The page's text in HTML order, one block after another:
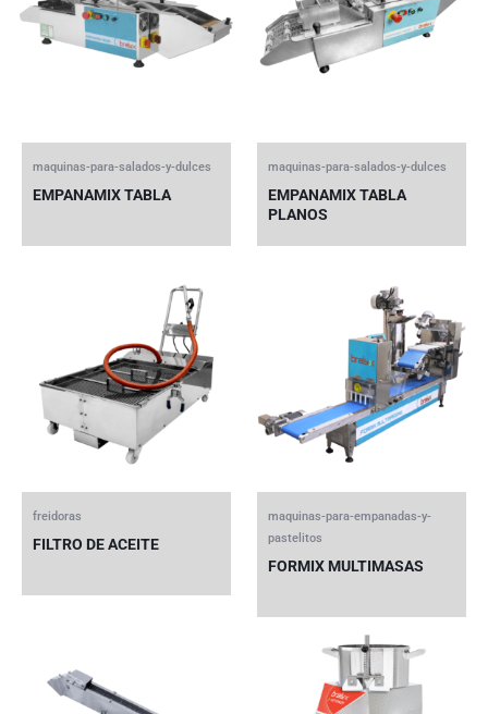
maquinas-para-salados-y-dulces
EMPANAMIX TABLA
maquinas-para-salados-y-dulces
EMPANAMIX TABLA
PLANOS
freidoras
FILTRO DE ACEITE
maquinas-para-empanadas-y-
pastelitos
FORMIX MULTIMASAS